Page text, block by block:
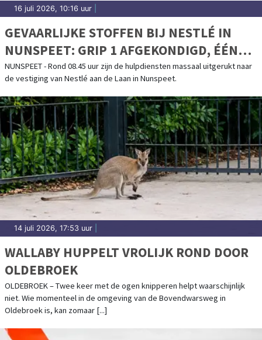
16 juli 2026, 10:16 uur
GEVAARLIJKE STOFFEN BIJ NESTLÉ IN
NUNSPEET: GRIP 1 AFGEKONDIGD, ÉÉN
PERSOON MET SPOED NAAR ZIEKENHUIS
NUNSPEET - Rond 08.45 uur zijn de hulpdiensten massaal uitgerukt naar
de vestiging van Nestlé aan de Laan in Nunspeet.
14 juli 2026, 17:53 uur
WALLABY HUPPELT VROLIJK ROND DOOR
OLDEBROEK
OLDEBROEK – Twee keer met de ogen knipperen helpt waarschijnlijk
niet. Wie momenteel in de omgeving van de Bovendwarsweg in
Oldebroek is, kan zomaar [...]